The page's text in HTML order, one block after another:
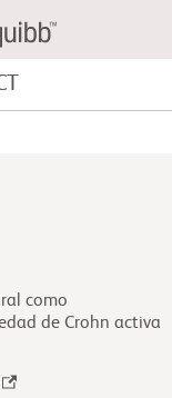
como
de Crohn activa